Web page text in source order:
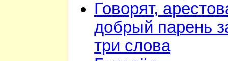
Говорят,
добрый парень
три слова